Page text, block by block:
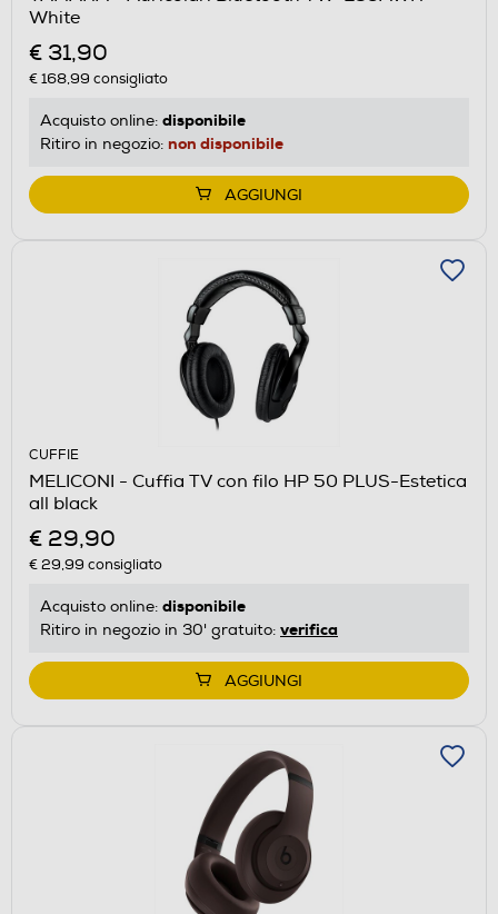
White
€ 31,90
€ 168,99 consigliato
Acquisto online: disponibile
Ritiro in negozio: non disponibile
AGGIUNGI
CUFFIE
MELICONI - Cuffia TV con filo HP 50 PLUS-Estetica
all black
€ 29,90
€ 29,99 consigliato
Acquisto online: disponibile
Ritiro in negozio in 30' gratuito: verifica
AGGIUNGI